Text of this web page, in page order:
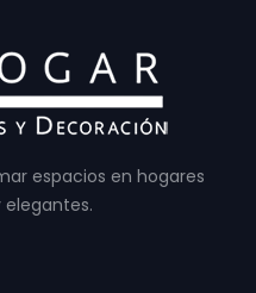
espacios en hogares